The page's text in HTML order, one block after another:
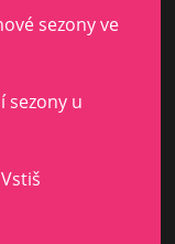
sezony ve
sezony u